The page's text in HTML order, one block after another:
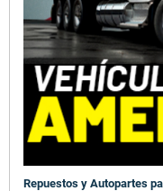
Repuestos y Autopartes